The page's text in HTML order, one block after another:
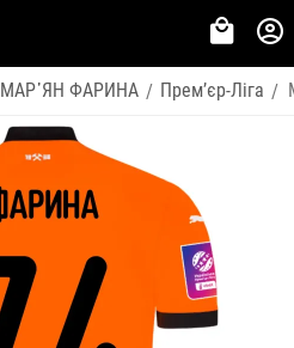
МАР᾽ЯН ФАРИНА / Премʼєр-Ліга /